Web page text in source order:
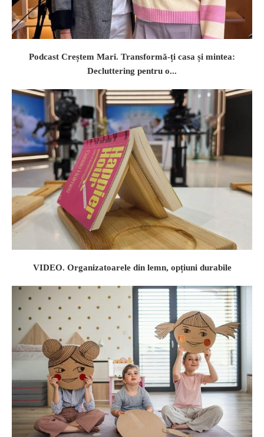
Podcast Creștem Mari. Transformă-ți casa și mintea:
Decluttering pentru o...
VIDEO. Organizatoarele din lemn, opțiuni durabile